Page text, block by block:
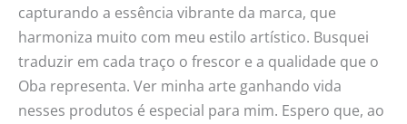
capturando a essência vibrante da marca, que
harmoniza muito com meu estilo artístico. Busquei
traduzir em cada traço o frescor e a qualidade que o
Oba representa. Ver minha arte ganhando vida
nesses produtos é especial para mim. Espero que, ao